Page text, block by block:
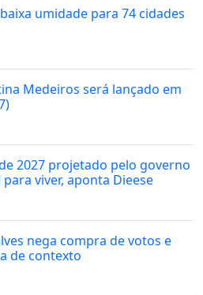
umidade para 74 cidades
Medeiros será lançado em
2027 projetado pelo governo
viver, aponta Dieese
nega compra de votos e
de contexto